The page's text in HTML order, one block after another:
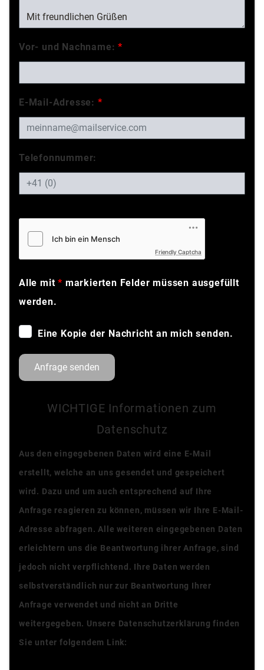
Vor- und Nachname:*
E-Mail-Adresse: *
Telefonnummer:
Friendly Captcha
Alle mit* markierten Felder müssen ausgefüllt
werden.
Eine Kopie der Nachricht an mich senden.
Anfrage senden
WICHTIGE Informationen zum
Datenschutz
Aus den eingegebenen Daten wird eine E-Mail
erstellt, welche an uns gesendet und gespeichert
wird. Dazu und um auch entsprechend auf Ihre
Anfrage reagieren zu können, müssen wir Ihre E-Mail-
Adresse abfragen. Alle weiteren eingegebenen Daten
erleichtern uns die Beantwortung ihrer Anfrage, sind
jedoch nicht verpflichtend. Ihre Daten werden
selbstverständlich nur zur Beantwortung Ihrer
Anfrage verwendet und nicht an Dritte
weitergegeben. Unsere Datenschutzerklärung finden
Sie unter folgendem Link: